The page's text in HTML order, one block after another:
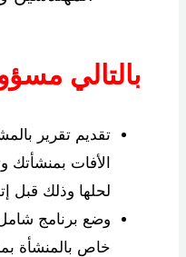
بالتالي
تقديم تقرير
الأفات بمنشأتك
لحلها وذلك قبل
وضع برنامج
خاص بالمنشأة